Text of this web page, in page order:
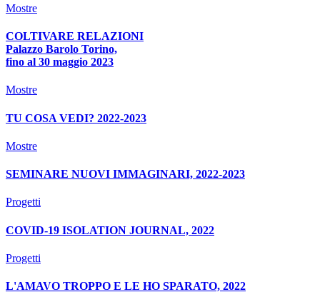
Mostre
COLTIVARE RELAZIONI
Palazzo Barolo Torino,
fino al 30 maggio 2023
Mostre
TU COSA VEDI? 2022-2023
Mostre
SEMINARE NUOVI IMMAGINARI, 2022-2023
Progetti
COVID-19 ISOLATION JOURNAL, 2022
Progetti
L'AMAVO TROPPO E LE HO SPARATO, 2022